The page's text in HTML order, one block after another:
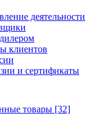
деятельности
клиентов
и сертификаты
товары [32]